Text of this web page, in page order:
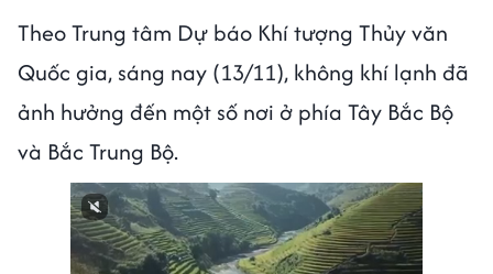
Theo Trung tâm Dự báo Khí tượng Thủy văn
Quốc gia, sáng nay (13/11), không khí lạnh đã
ảnh hưởng đến một số nơi ở phía Tây Bắc Bộ
và Bắc Trung Bộ.